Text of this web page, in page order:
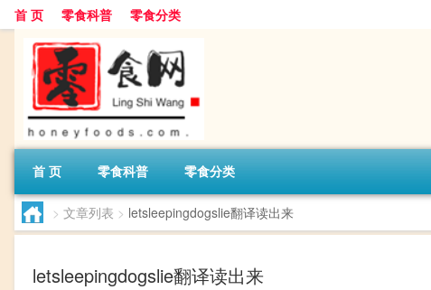
首 页 零食科普 零食分类
首 页 零食科普 零食分类
> 文章列表 > letsleepingdogslie翻译读出来
letsleepingdogslie翻译读出来